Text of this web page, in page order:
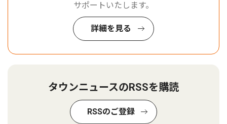
サポートいたします。
詳細を見る
タウンニュースのRSSを購読
RSSのご登録